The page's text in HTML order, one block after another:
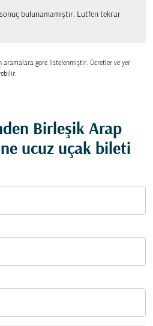
bulunamamıştır. Lutfen tekrar
gore listelenmiştir. Ücretler ve yer
Birleşik Arap
ucuz uçak bileti